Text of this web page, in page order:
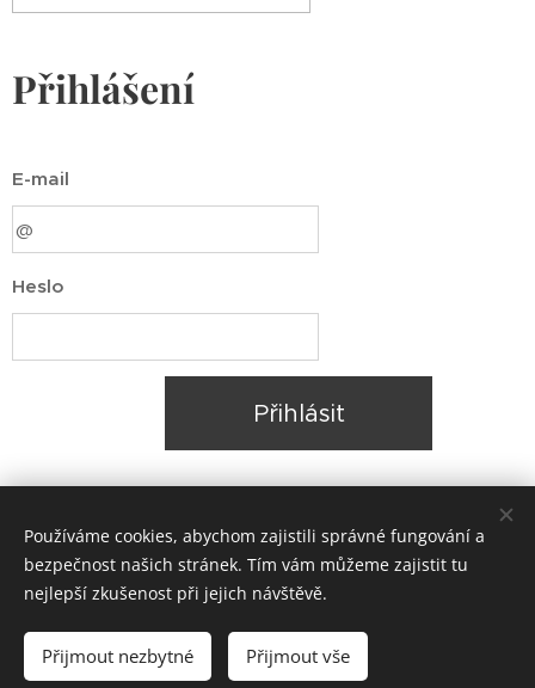
Přihlášení
E-mail
Heslo
Přihlásit
© 2022 Spolek Hvozdík | Všechna práva vyhrazena
Vytvořeno službou Webnode
Používáme cookies, abychom zajistili správné fungování a
bezpečnost našich stránek. Tím vám můžeme zajistit tu
nejlepší zkušenost při jejich návštěvě.
Přijmout nezbytné Přijmout vše